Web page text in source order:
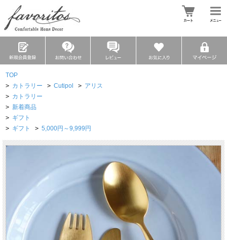
TOP
> カトラリー > Cutipol > アリス
> カトラリー
> 新着商品
> ギフト
> ギフト > 5,000円～9,999円